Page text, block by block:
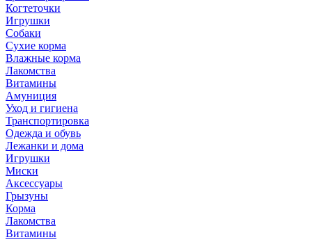
Когтеточки
Игрушки
Собаки
Сухие корма
Влажные корма
Лакомства
Витамины
Амуниция
Уход и гигиена
Транспортировка
Одежда и обувь
Лежанки и дома
Игрушки
Миски
Аксессуары
Грызуны
Корма
Лакомства
Витамины